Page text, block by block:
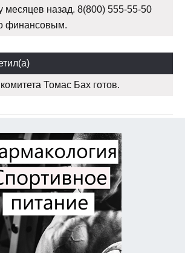
назад. 8(800) 555-55-50
финансовым.
Томас Бах готов.